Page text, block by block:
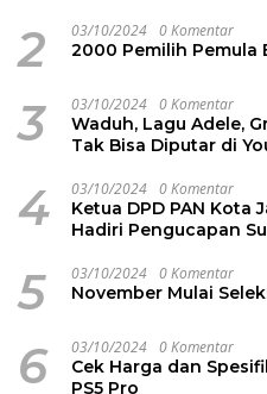
2 03/10/2024 0 Komentar
2000 Pemilih Pemula
3 03/10/2024 0 Komentar
Waduh, Lagu Adele,
Tak Bisa Diputar di
4 03/10/2024 0 Komentar
Ketua DPD PAN Kota
Hadiri Pengucapan
5 03/10/2024 0 Komentar
November Mulai
6 03/10/2024 0 Komentar
Cek Harga dan
PS5 Pro